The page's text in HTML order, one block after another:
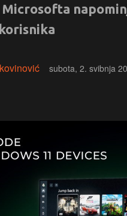
Microsofta
subota, 2. svibnja